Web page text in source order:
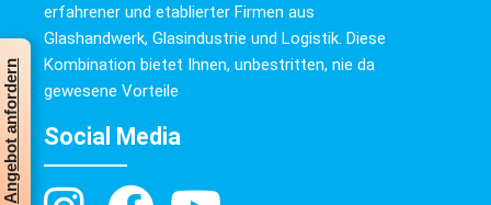
Angebot anfordern
erfahrener und etablierter Firmen aus
Glashandwerk, Glasindustrie und Logistik. Diese
Kombination bietet Ihnen, unbestritten, nie da
gewesene Vorteile
Social Media